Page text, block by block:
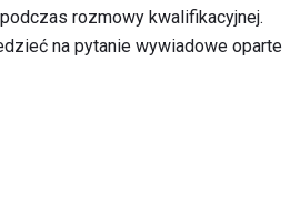
rozmowy kwalifikacyjnej.
na pytanie wywiadowe oparte